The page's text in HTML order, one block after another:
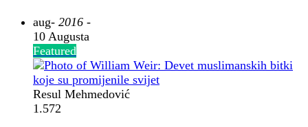
aug- 2016 -
10 Augusta
Featured
Resul Mehmedović
1.572